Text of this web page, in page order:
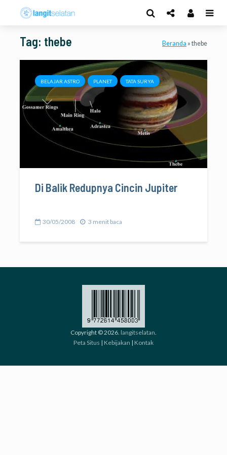
Tag: thebe Beranda » thebe
BELAJAR ASTRO PLANET TATA SURYA
Di Balik Redupnya Cincin Jupiter
30/05/2008 3 menit baca
Copyright © 2026. langitselatan
Peta Situs | Kebijakan | Kontak